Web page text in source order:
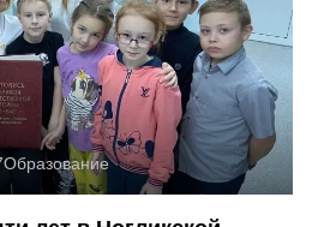
Образование